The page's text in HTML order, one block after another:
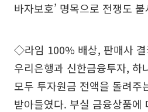
바자보호’ 명목으로 전쟁도
◇라임 100% 배상, 판매사 결
우리은행과 신한금융투자, 하
모두 투자원금 전액을 돌려주
받아들였다. 부실 금융상품